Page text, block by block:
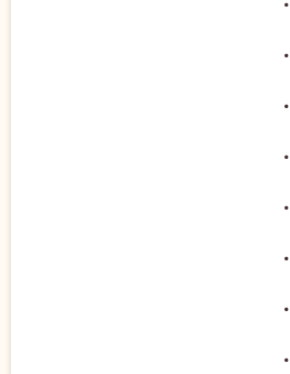
・
・
・
・
・
・
・